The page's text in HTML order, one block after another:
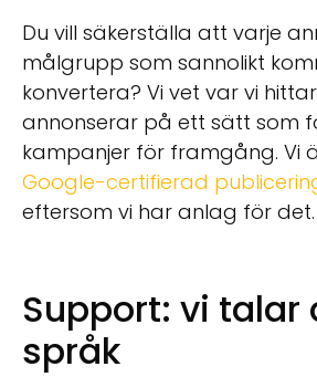
Du vill säkerställa att varje
målgrupp som sannolikt
konvertera? Vi vet var vi
annonserar på ett sätt som
kampanjer för framgång. Vi
Google-certifierad
eftersom vi har anlag för det.
Support: vi talar
språk